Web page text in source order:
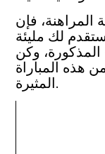
فإن
لك مليئة
المذكورة، وكن
هذه المباراة
المثيرة.